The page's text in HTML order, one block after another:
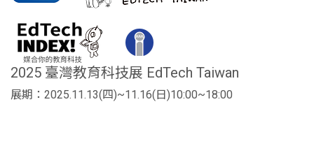
2025 臺灣教育科技展 EdTech Taiwan
展期：2025.11.13(四)~11.16(日)10:00~18:00